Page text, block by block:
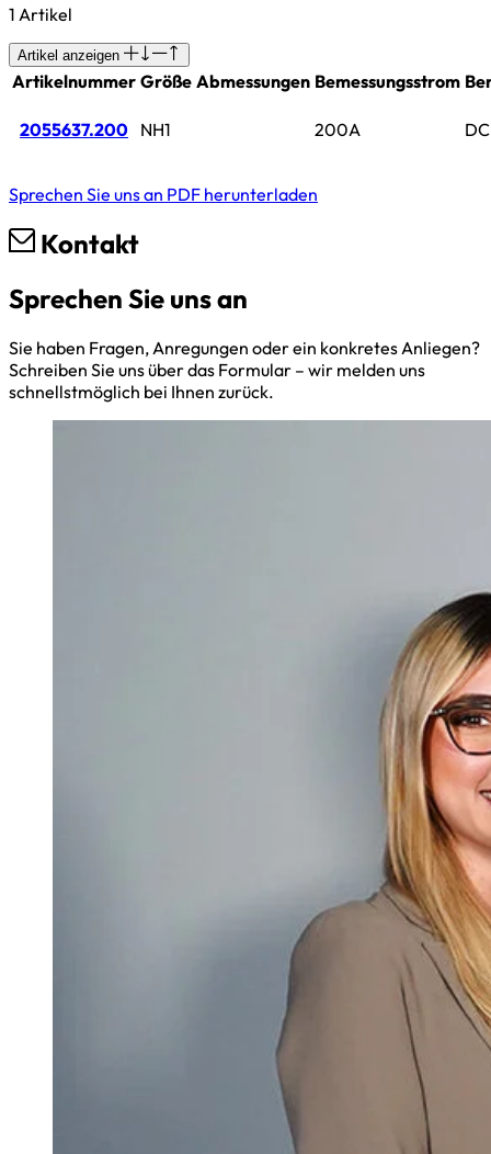
1 Artikel
Artikel anzeigen
Artikelnummer Größe Abmessungen Bemessungsstrom
2055637.200 NH1 200A
Sprechen Sie uns an PDF herunterladen
Kontakt
Sprechen Sie uns an
Sie haben Fragen, Anregungen oder ein konkretes Anliegen?
Schreiben Sie uns über das Formular – wir melden uns
schnellstmöglich bei Ihnen zurück.